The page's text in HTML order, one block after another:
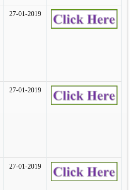
27-01-2019
27-01-2019
27-01-2019